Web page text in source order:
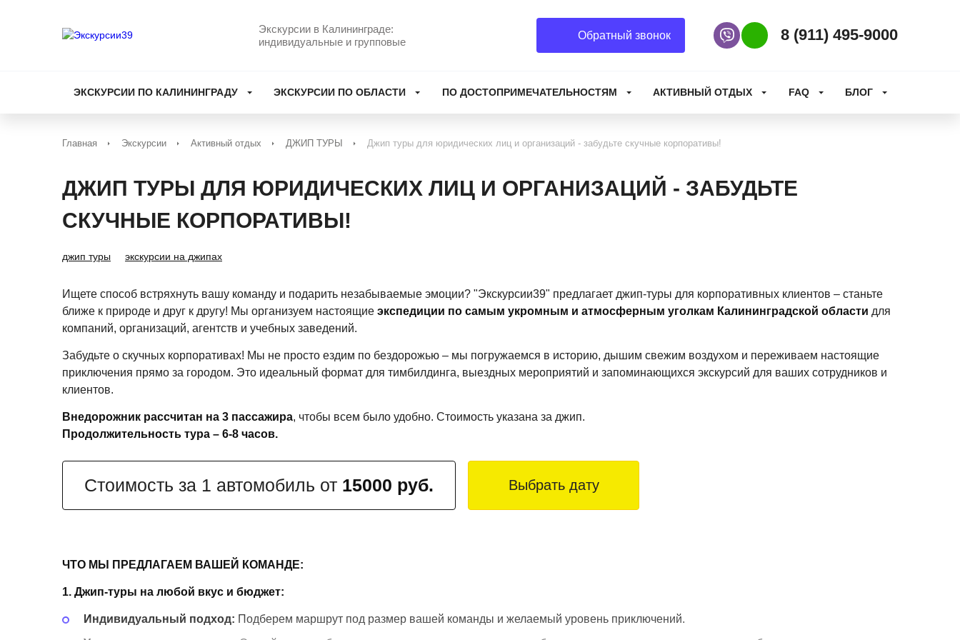
Экскурсии в Калининграде:
индивидуальные и групповые
Обратный звонок
Наш ViberНаш WhatsApp
8 (911) 495-9000
ЭКСКУРСИИ ПО КАЛИНИНГРАДУ ЭКСКУРСИИ ПО ОБЛАСТИ ПО ДОСТОПРИМЕЧАТЕЛЬНОСТЯМ АКТИВНЫЙ ОТДЫХ FAQ БЛОГ
Главная Экскурсии Активный отдых ДЖИП ТУРЫ Джип туры для юридических лиц и организаций - забудьте скучные корпоративы!
ДЖИП ТУРЫ ДЛЯ ЮРИДИЧЕСКИХ ЛИЦ И ОРГАНИЗАЦИЙ - ЗАБУДЬТЕ
СКУЧНЫЕ КОРПОРАТИВЫ!
джип туры экскурсии на джипах
Ищете способ встряхнуть вашу команду и подарить незабываемые эмоции? "Экскурсии39" предлагает джип-туры для корпоративных клиентов – станьте
ближе к природе и друг к другу! Мы организуем настоящие экспедиции по самым укромным и атмосферным уголкам Калининградской области для
компаний, организаций, агентств и учебных заведений.
Забудьте о скучных корпоративах! Мы не просто ездим по бездорожью – мы погружаемся в историю, дышим свежим воздухом и переживаем настоящие
приключения прямо за городом. Это идеальный формат для тимбилдинга, выездных мероприятий и запоминающихся экскурсий для ваших сотрудников и
клиентов.
Внедорожник рассчитан на 3 пассажира, чтобы всем было удобно. Стоимость указана за джип.
Продолжительность тура – 6-8 часов.
Стоимость за 1 автомобиль от 15000 руб. Выбрать дату
ЧТО МЫ ПРЕДЛАГАЕМ ВАШЕЙ КОМАНДЕ:
1. Джип-туры на любой вкус и бюджет:
Индивидуальный подход: Подберем маршрут под размер вашей команды и желаемый уровень приключений.